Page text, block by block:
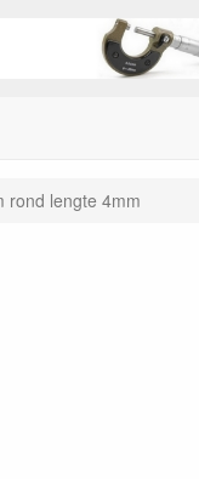
rond lengte 4mm